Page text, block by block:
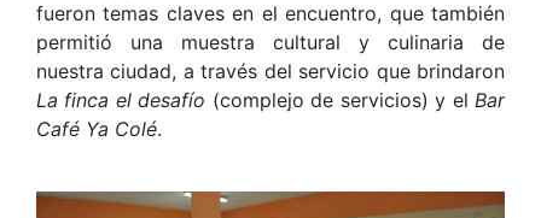
fueron temas claves en el encuentro, que también
permitió una muestra cultural y culinaria de
nuestra ciudad, a través del servicio que brindaron
La finca el desafío (complejo de servicios) y elBar
Café Ya Colé.